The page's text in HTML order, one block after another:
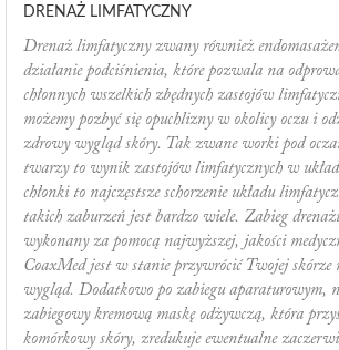
DRENAŻ LIMFATYCZNY
Drenaż limfatyczny zwany również
działanie podciśnienia, które pozwala na
chłonnych wszelkich zbędnych zastojów
możemy pozbyć się opuchlizny w okolicy oczu i
zdrowy wygląd skóry. Tak zwane worki pod
twarzy to wynik zastojów limfatycznych w
chłonki to najczęstsze schorzenie układu
takich zaburzeń jest bardzo wiele. Zabieg
wykonany za pomocą najwyższej, jakości
CoaxMed jest w stanie przywrócić Twojej
wygląd. Dodatkowo po zabiegu aparaturowym,
zabiegowy kremową maskę odżywczą, która
komórkowy skóry, zredukuje ewentualne